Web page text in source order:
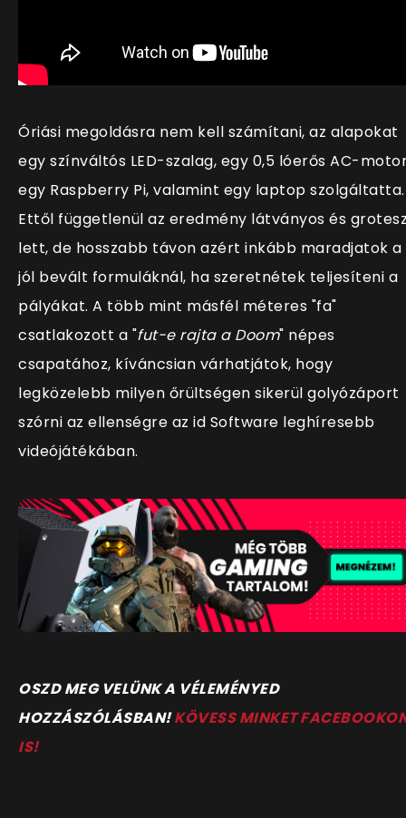
Óriási megoldásra nem kell számítani, az alapokat
egy színváltós LED-szalag, egy 0,5 lóerős AC-
egy Raspberry Pi, valamint egy laptop szolgáltatta.
Ettől függetlenül az eredmény látványos és
lett, de hosszabb távon azért inkább maradjatok a
jól bevált formuláknál, ha szeretnétek teljesíteni a
pályákat. A több mint másfél méteres "fa"
csatlakozott a "fut-e rajta a Doom" népes
csapatához, kíváncsian várhatjátok, hogy
legközelebb milyen őrültségen sikerül golyózáport
szórni az ellenségre az id Software leghíresebb
videójátékában.
OSZD MEG VELÜNK A VÉLEMÉNYED
HOZZÁSZÓLÁSBAN!KÖVESS MINKET
IS!